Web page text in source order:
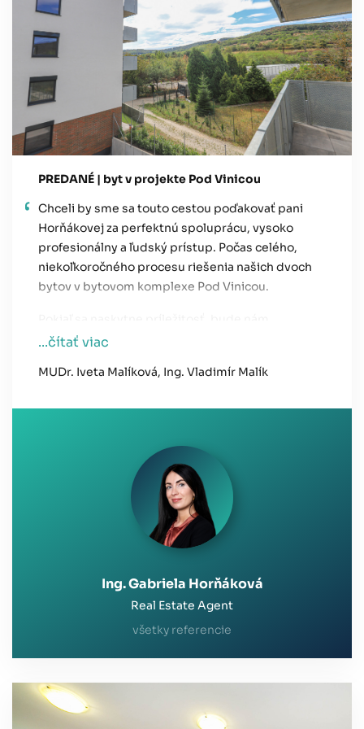
PREDANÉ | byt v projekte Pod Vinicou
Chceli by sme sa touto cestou poďakovať pani
Horňákovej za perfektnú spoluprácu, vysoko
profesionálny a ľudský prístup. Počas celého,
niekoľkoročného procesu riešenia našich dvoch
bytov v bytovom komplexe Pod Vinicou.
potešením spolupracovať s pani Horňákovou a so
...čítať viac
MUDr. Iveta Malíková, Ing. Vladimír Malík
Ing. Gabriela Horňáková
Real Estate Agent
všetky referencie